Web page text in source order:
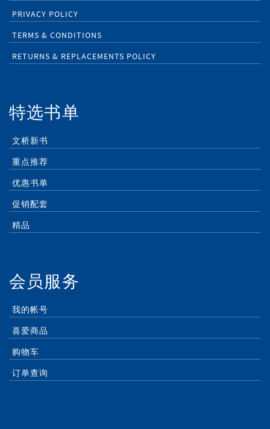
PRIVACY POLICY
TERMS & CONDITIONS
RETURNS & REPLACEMENTS POLICY
特选书单
文桥新书
重点推荐
优惠书单
促销配套
精品
会员服务
我的帐号
喜爱商品
购物车
订单查询